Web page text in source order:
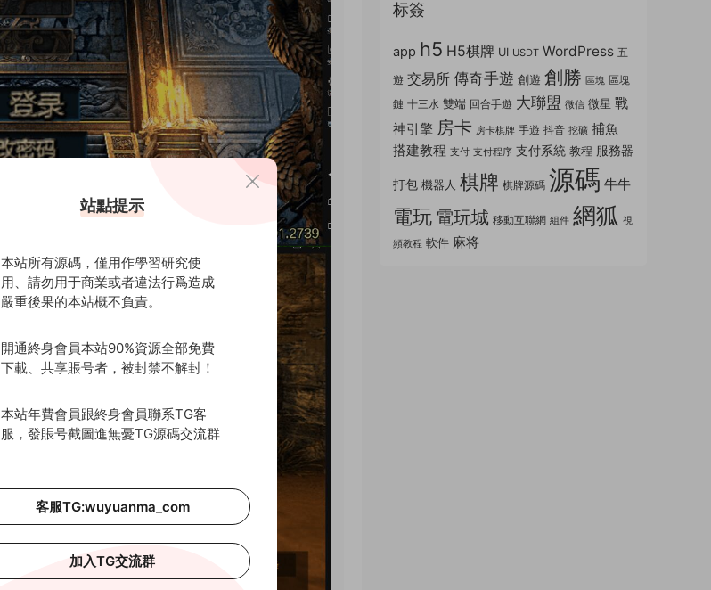
标簽
app h5 H5棋牌 UI USDT WordPress 五
遊 交易所 傳奇手遊 創遊 創勝 區塊 區塊
鏈 十三水 雙端 回合手遊 大聯盟 微信 微星 戰
神引擎 房卡 房卡棋牌 手遊 抖音 挖礦 捕魚
搭建教程 支付 支付程序 支付系統 教程 服務器
打包 機器人 棋牌 棋牌源碼 源碼 牛牛
電玩 電玩城 移動互聯網 組件 網狐 視
頻教程 軟件 麻将
站點提示
本站所有源碼，僅用作學習研究使
用、請勿用于商業或者違法行爲造成
嚴重後果的本站概不負責。
開通終身會員本站90%資源全部免費
下載、共享賬号者，被封禁不解封！
本站年費會員跟終身會員聯系TG客
服，發賬号截圖進無憂TG源碼交流群
客服TG:wuyuanma_com
加入TG交流群